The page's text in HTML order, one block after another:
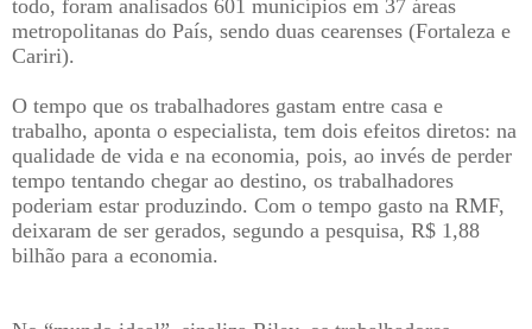
todo, foram analisados 601 municípios em 37 áreas
metropolitanas do País, sendo duas cearenses (Fortaleza e
Cariri).
O tempo que os trabalhadores gastam entre casa e
trabalho, aponta o especialista, tem dois efeitos diretos: na
qualidade de vida e na economia, pois, ao invés de perder
tempo tentando chegar ao destino, os trabalhadores
poderiam estar produzindo. Com o tempo gasto na RMF,
deixaram de ser gerados, segundo a pesquisa, R$ 1,88
bilhão para a economia.